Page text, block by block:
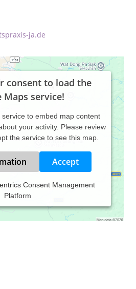
ja.de
consent to load the
Maps service!
to embed map content
your activity. Please review
the service to see this map.
Accept
Consent Management
Platform